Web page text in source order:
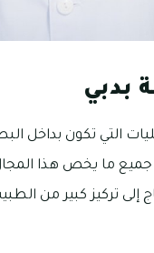
بدبي
التي تكون بداخل
ما يخص هذا
إلى تركيز كبير من